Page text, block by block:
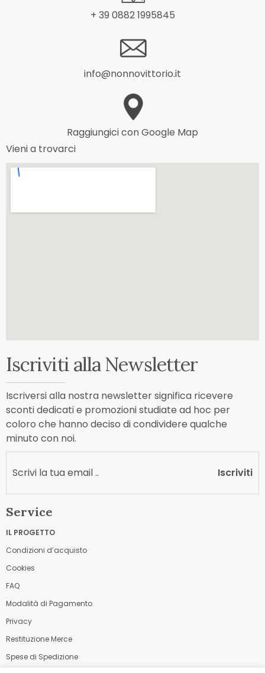
+ 39 0882 1995845
info@nonnovittorio.it
Raggiungici con Google Map
Vieni a trovarci
Iscriviti alla Newsletter
Iscriversi alla nostra newsletter significa ricevere
sconti dedicati e promozioni studiate ad hoc per
coloro che hanno deciso di condividere qualche
minuto con noi.
Iscriviti
Service
IL PROGETTO
Condizioni d’acquisto
Cookies
FAQ
Modalità di Pagamento
Privacy
Restituzione Merce
Spese di Spedizione